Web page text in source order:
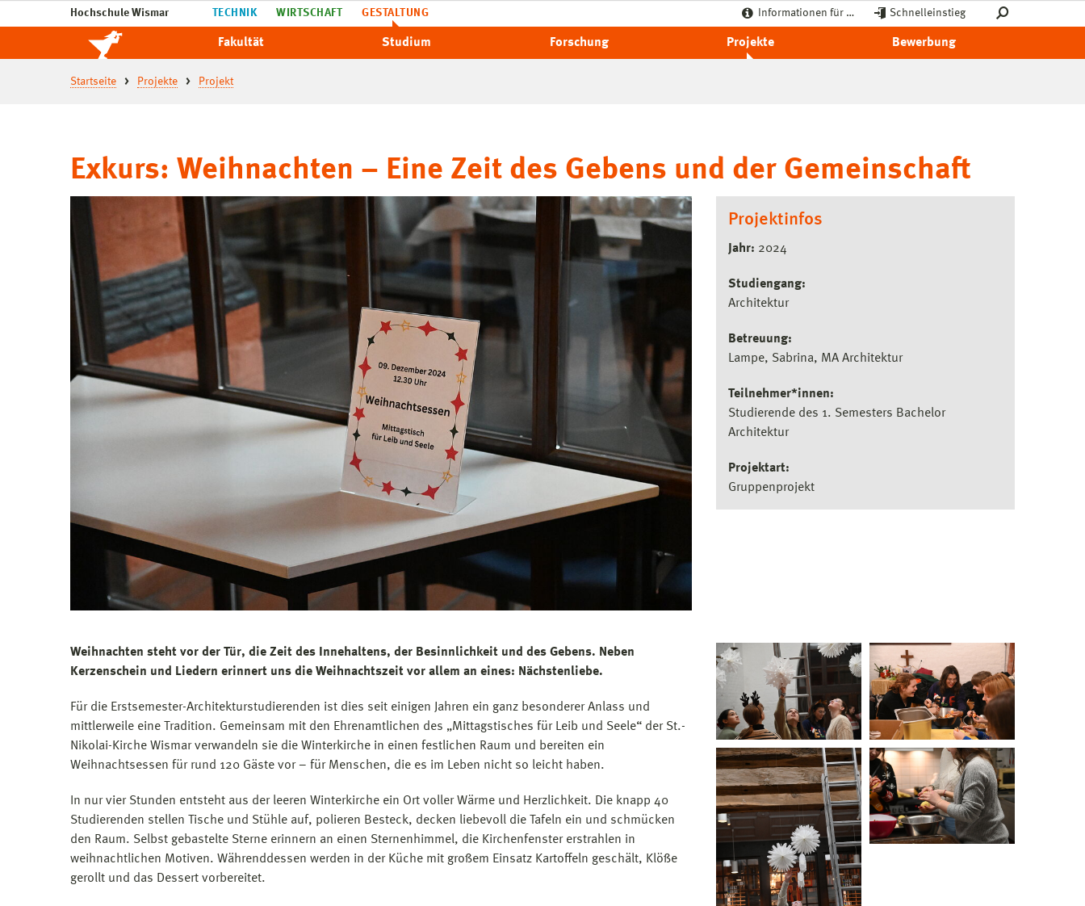
Hochschule Wismar TECHNIK WIRTSCHAFT GESTALTUNG Informationen für … Schnelleinstieg
Fakultät Studium Forschung Projekte Bewerbung
Startseite Projekte Projekt
Exkurs: Weihnachten – Eine Zeit des Gebens und der Gemeinschaft
Projektinfos
Jahr: 2024
Studiengang:
Architektur
Betreuung:
Lampe, Sabrina, MA Architektur
Teilnehmer*innen:
Studierende des 1. Semesters Bachelor
Architektur
Projektart:
Gruppenprojekt
Weihnachten steht vor der Tür, die Zeit des Innehaltens, der Besinnlichkeit und des Gebens. Neben
Kerzenschein und Liedern erinnert uns die Weihnachtszeit vor allem an eines: Nächstenliebe.
Für die Erstsemester-Architekturstudierenden ist dies seit einigen Jahren ein ganz besonderer Anlass und
mittlerweile eine Tradition. Gemeinsam mit den Ehrenamtlichen des „Mittagstisches für Leib und Seele“ der St.-
Nikolai-Kirche Wismar verwandeln sie die Winterkirche in einen festlichen Raum und bereiten ein
Weihnachtsessen für rund 120 Gäste vor – für Menschen, die es im Leben nicht so leicht haben.
In nur vier Stunden entsteht aus der leeren Winterkirche ein Ort voller Wärme und Herzlichkeit. Die knapp 40
Studierenden stellen Tische und Stühle auf, polieren Besteck, decken liebevoll die Tafeln ein und schmücken
den Raum. Selbst gebastelte Sterne erinnern an einen Sternenhimmel, die Kirchenfenster erstrahlen in
weihnachtlichen Motiven. Währenddessen werden in der Küche mit großem Einsatz Kartoffeln geschält, Klöße
gerollt und das Dessert vorbereitet.